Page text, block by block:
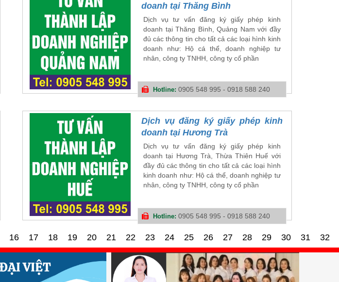
doanh tại Thăng Bình
Dịch vụ tư vấn đăng ký giấy phép kinh
doanh tại Thăng Bình, Quảng Nam với đầy
đủ các thông tin cho tất cả các loại hình kinh
doanh như: Hộ cá thể, doanh nghiệp tư
nhân, công ty TNHH, công ty cổ phần
Hotline:0905 548 995 - 0918 588 240
Dịch vụ đăng ký giấy phép kinh
doanh tại Hương Trà
Dịch vụ tư vấn đăng ký giấy phép kinh
doanh tại Hương Trà, Thừa Thiên Huế với
đầy đủ các thông tin cho tất cả các loại hình
kinh doanh như: Hộ cá thể, doanh nghiệp tư
nhân, công ty TNHH, công ty cổ phần
Hotline:0905 548 995 - 0918 588 240
16 17 18 19 20 21 22 23 24 25 26 27 28 29 30 31 32